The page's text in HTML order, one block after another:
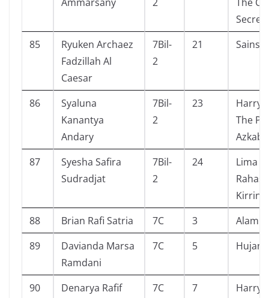
Secrets
85
Ryuken Archaez
Fadzillah Al
Caesar
7Bil-
2
21
86
Syaluna
Kanantya
Andary
7Bil-
2
23
Harry
The
87
Syesha Safira
Sudradjat
7Bil-
2
24
Lima
Kirrin
88
Brian Rafi Satria 7C 3
Alam
89
Davianda Marsa
Ramdani
7C 5 Hujan
90
Denarya Rafif
7C 7
Harry